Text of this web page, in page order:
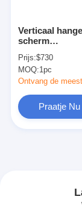
Nieuws
Gevallen
Verticaal
scherm
digitaal signage
Prijs:$730
MOQ:1pc
Praatje Nu